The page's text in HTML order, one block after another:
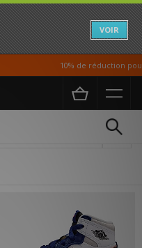
VOIR
10% de réduction